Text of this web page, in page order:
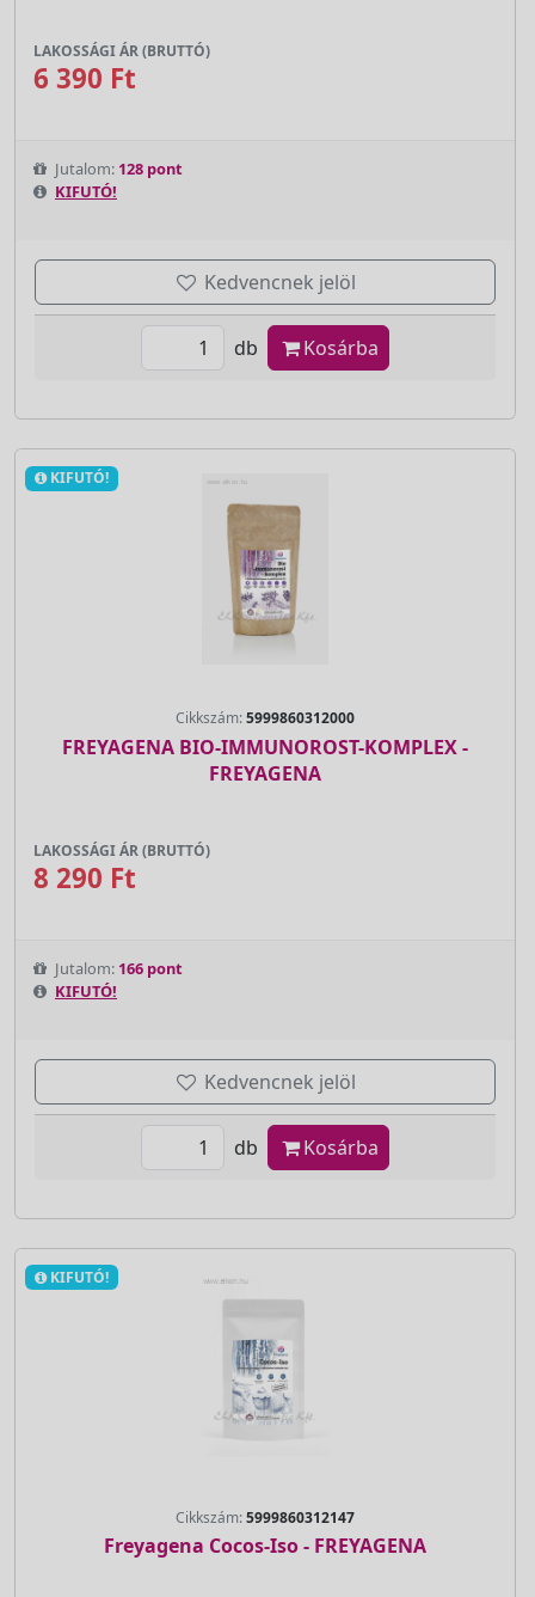
LAKOSSÁGI ÁR (BRUTTÓ)
6 390 Ft
Jutalom: 128 pont
KIFUTÓ!
Kedvencnek jelöl
db Kosárba
KIFUTÓ!
Cikkszám:5999860312000
FREYAGENA BIO-IMMUNOROST-KOMPLEX -
FREYAGENA
LAKOSSÁGI ÁR (BRUTTÓ)
8 290 Ft
Jutalom: 166 pont
KIFUTÓ!
Kedvencnek jelöl
db Kosárba
KIFUTÓ!
Cikkszám:5999860312147
Freyagena Cocos-Iso - FREYAGENA